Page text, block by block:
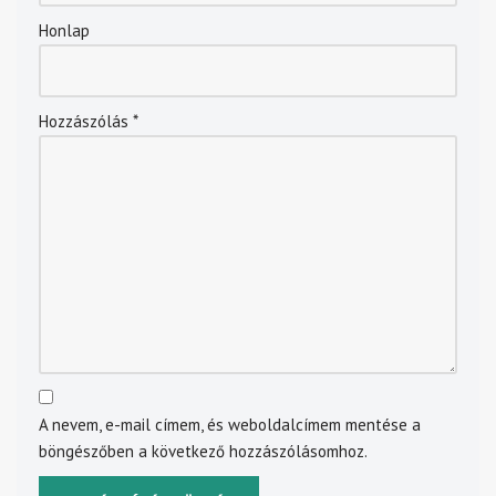
Honlap
Hozzászólás *
A nevem, e-mail címem, és weboldalcímem mentése a
böngészőben a következő hozzászólásomhoz.